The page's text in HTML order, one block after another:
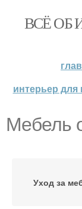
ВСЁ ОБ
интерьер для
Мебель
Уход за